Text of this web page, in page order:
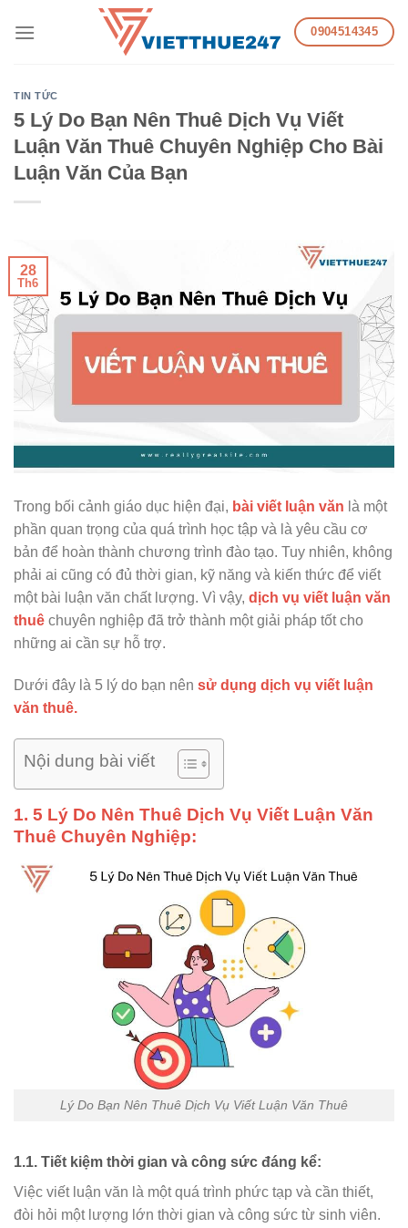
0904514345
TIN TỨC
5 Lý Do Bạn Nên Thuê Dịch Vụ Viết
Luận Văn Thuê Chuyên Nghiệp Cho Bài
Luận Văn Của Bạn
28
Th6
Trong bối cảnh giáo dục hiện đại, bài viết luận văn là một
phần quan trọng của quá trình học tập và là yêu cầu cơ
bản để hoàn thành chương trình đào tạo. Tuy nhiên, không
phải ai cũng có đủ thời gian, kỹ năng và kiến thức để viết
một bài luận văn chất lượng. Vì vậy, dịch vụ viết luận văn
thuê chuyên nghiệp đã trở thành một giải pháp tốt cho
những ai cần sự hỗ trợ.
Dưới đây là 5 lý do bạn nên sử dụng dịch vụ viết luận
văn thuê.
Nội dung bài viết
1. 5 Lý Do Nên Thuê Dịch Vụ Viết Luận Văn
Thuê Chuyên Nghiệp:
Lý Do Bạn Nên Thuê Dịch Vụ Viết Luận Văn Thuê
1.1. Tiết kiệm thời gian và công sức đáng kể:
Việc viết luận văn là một quá trình phức tạp và cần thiết,
đòi hỏi một lượng lớn thời gian và công sức từ sinh viên.